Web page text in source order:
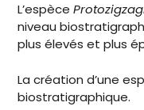
L’espèce
niveau
plus élevés et plus
La création d’une
biostratigraphique.